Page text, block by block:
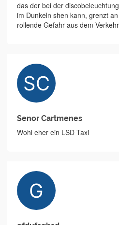
das der bei der
im Dunkeln shen kann, grenzt
rollende Gefahr aus dem
Senor Cartmenes
Wohl eher ein LSD Taxi